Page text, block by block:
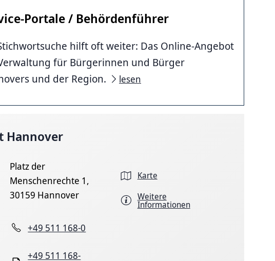
Portale / Behördenführer
hilft oft weiter: Das Online-Angebot
für Bürgerinnen und Bürger
und der Region.
lesen
Hannover
Platz der
Menschenrechte 1,
30159 Hannover
+49 511 168-0
+49 511 168-
Karte
Weitere
Informationen